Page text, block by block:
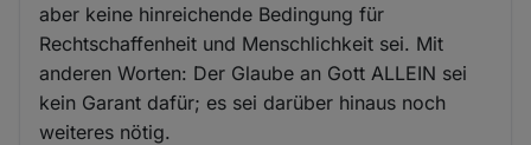
aber keine hinreichende Bedingung für
Rechtschaffenheit und Menschlichkeit sei. Mit
anderen Worten: Der Glaube an Gott ALLEIN sei
kein Garant dafür; es sei darüber hinaus noch
weiteres nötig.